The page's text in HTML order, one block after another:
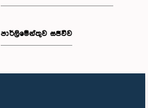
පාර්ලිමේන්තුව සජීවීව